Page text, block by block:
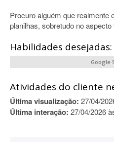
Procuro alguém que realmente
planilhas, sobretudo no aspecto
Habilidades desejadas:
Google
Atividades do cliente
Última visualização: 27/04/
Última interação: 27/04/2026